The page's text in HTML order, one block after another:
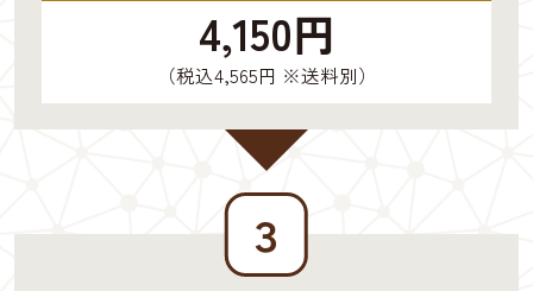
4,150円
（税込4,565円 ※送料別）
３